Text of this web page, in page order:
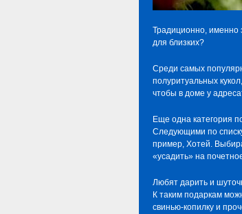
Традиционно, именно
для близких?
Среди самых
полуритуальных
чтобы в доме у
Еще одна категория
Следующими по
пример, Хотей.
«усадить» на
Любят дарить и
К таким подаркам
свинью-копилку и